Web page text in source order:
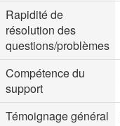
Rapidité de
résolution des
questions/problèmes
Compétence du
support
Témoignage général